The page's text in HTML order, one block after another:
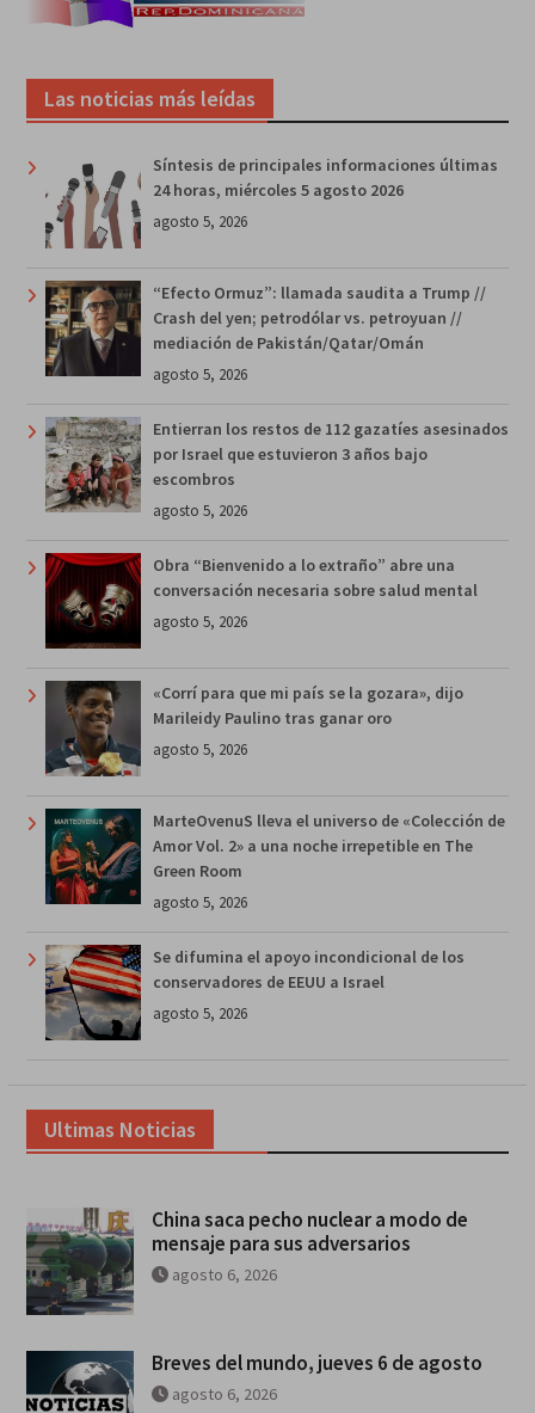
Las noticias más leídas
Síntesis de principales informaciones últimas
24 horas, miércoles 5 agosto 2026
agosto 5, 2026
“Efecto Ormuz”: llamada saudita a Trump //
Crash del yen; petrodólar vs. petroyuan //
mediación de Pakistán/Qatar/Omán
agosto 5, 2026
Entierran los restos de 112 gazatíes asesinados
por Israel que estuvieron 3 años bajo
escombros
agosto 5, 2026
Obra “Bienvenido a lo extraño” abre una
conversación necesaria sobre salud mental
agosto 5, 2026
«Corrí para que mi país se la gozara», dijo
Marileidy Paulino tras ganar oro
agosto 5, 2026
MarteOvenuS lleva el universo de «Colección de
Amor Vol. 2» a una noche irrepetible en The
Green Room
agosto 5, 2026
Se difumina el apoyo incondicional de los
conservadores de EEUU a Israel
agosto 5, 2026
Ultimas Noticias
China saca pecho nuclear a modo de
mensaje para sus adversarios
agosto 6, 2026
Breves del mundo, jueves 6 de agosto
agosto 6, 2026